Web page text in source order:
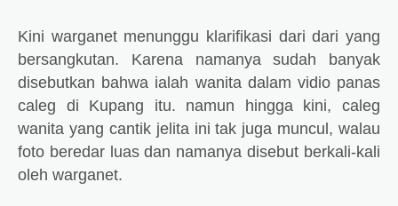
Kini warganet menunggu klarifikasi dari dari yang
bersangkutan. Karena namanya sudah banyak
disebutkan bahwa ialah wanita dalam vidio panas
caleg di Kupang itu. namun hingga kini, caleg
wanita yang cantik jelita ini tak juga muncul, walau
foto beredar luas dan namanya disebut berkali-kali
oleh warganet.